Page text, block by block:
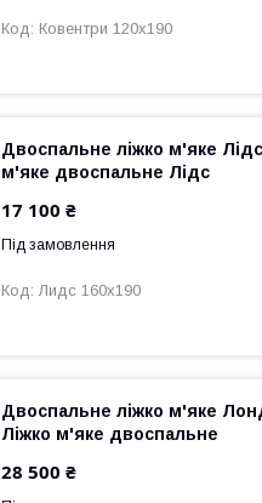
Ковентри 120х190
Двоспальне ліжко м'яке
м'яке двоспальне Лідс
17 100 ₴
Під замовлення
Лидс 160х190
Двоспальне ліжко м'яке
Ліжко м'яке двоспальне
28 500 ₴